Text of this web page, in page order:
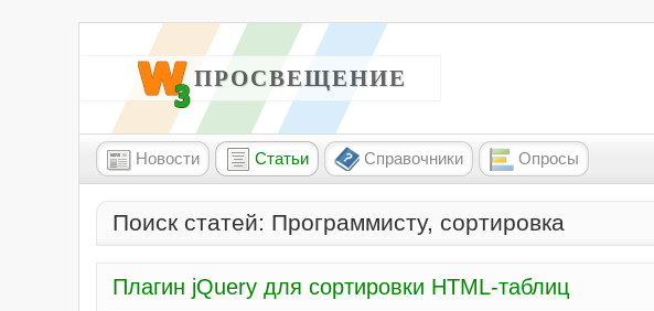
W3 ПРОСВЕЩЕНИЕ
Новости Статьи Справочники Опросы
Поиск статей: Программисту, сортировка
Плагин jQuery для сортировки HTML-таблиц